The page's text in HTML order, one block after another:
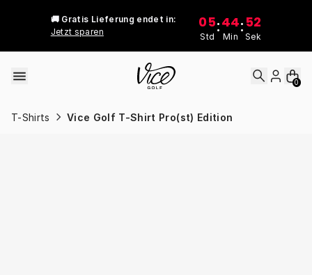
🚚 Gratis Lieferung endet in:
Jetzt sparen
05
Std
:44
Min
: 52
Sek
0
T-Shirts Vice Golf T-Shirt Pro(st) Edition